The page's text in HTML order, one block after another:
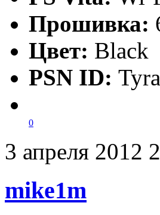
Прошивка:
Цвет: Black
PSN ID:
0
3 апреля 2012
mike1m